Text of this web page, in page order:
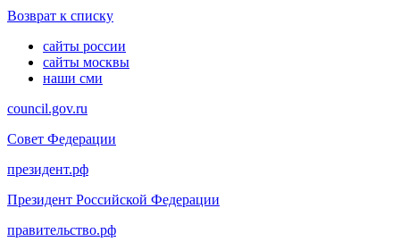
Возврат к списку
сайты россии
сайты москвы
наши сми
council.gov.ru
Совет Федерации
президент.рф
Президент Российской Федерации
правительство.рф